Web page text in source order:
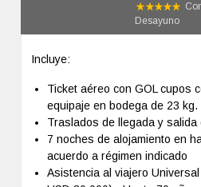
Desayuno
Incluye:
Ticket aéreo con GOL cupos
equipaje en bodega de 23 kg.
Traslados de llegada y salida
7 noches de alojamiento en
acuerdo a régimen indicado
Asistencia al viajero